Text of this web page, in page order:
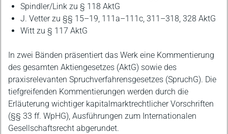
Spindler/Link zu § 118 AktG
J. Vetter zu §§ 15–19, 111a–111c, 311–318, 328 AktG
Witt zu § 117 AktG
In zwei Bänden präsentiert das Werk eine Kommentierung
des gesamten Aktiengesetzes (AktG) sowie des
praxisrelevanten Spruchverfahrensgesetzes (SpruchG). Die
tiefgreifenden Kommentierungen werden durch die
Erläuterung wichtiger kapitalmarktrechtlicher Vorschriften
(§§ 33 ff. WpHG), Ausführungen zum Internationalen
Gesellschaftsrecht abgerundet.